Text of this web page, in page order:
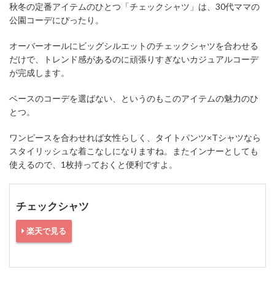
秋冬の定番アイテムのひとつ「チェックシャツ」は、30代ママの
公園コーデにぴったり。
オーバーオールにビッグシルエットのチェックシャツを合わせる
だけで、トレンド感があるのに頑張りすぎないカジュアルコーデ
が完成します。
ベースのコーデを選ばない、というのもこのアイテムの魅力のひ
とつ。
ワンピースを合わせれば女性らしく、タイトパンツ×Tシャツなら
スタイリッシュな着こなしになりますね。またインナーとしても
使えるので、1枚持っておくと便利ですよ。
チェックシャツ
楽天で見る